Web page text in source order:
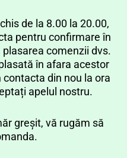
de la 8.00 la 20.00,
pentru confirmare în
comenzii dvs.
în afara acestor
din nou la ora
apelul nostru.
greșit, vă rugăm să